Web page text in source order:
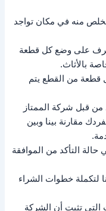
منه في مكان تواجد
على وضع كل قطعة
بالأثاث.
قطعة من القطع يتم
قبل شركة الممتاز
مقارنة بينا وبين
التأكد من الموافقة
لتكملة خطوات الشراء
التي تثبت أن الشركة